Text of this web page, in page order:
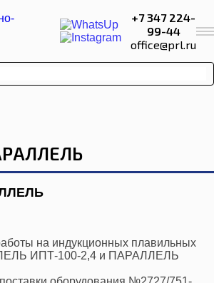
+7 347 224-
99-44
office@prl.ru
на индукционных плавильных
ИПТ-100-2,4 и ПАРАЛЛЕЛЬ